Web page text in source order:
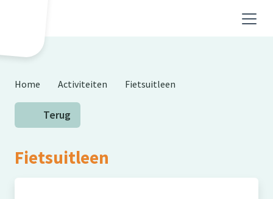
Home Activiteiten Fietsuitleen
Terug
Fietsuitleen